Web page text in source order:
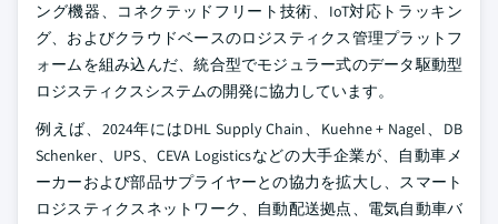
ング機器、コネクテッドフリート技術、IoT対応トラッキン
グ、およびクラウドベースのロジスティクス管理プラットフ
ォームを組み込んだ、統合型でモジュラー式のデータ駆動型
ロジスティクスシステムの開発に協力しています。
例えば、2024年にはDHL Supply Chain、Kuehne + Nagel、DB
Schenker、UPS、CEVA Logisticsなどの大手企業が、自動車メ
ーカーおよび部品サプライヤーとの協力を拡大し、スマート
ロジスティクスネットワーク、自動配送拠点、電気自動車バ